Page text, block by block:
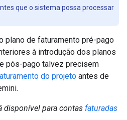
que o sistema possa processar
plano de faturamento pré-pago
à introdução dos planos
pós-pago talvez precisem
do projeto antes de
disponível para contas faturadas